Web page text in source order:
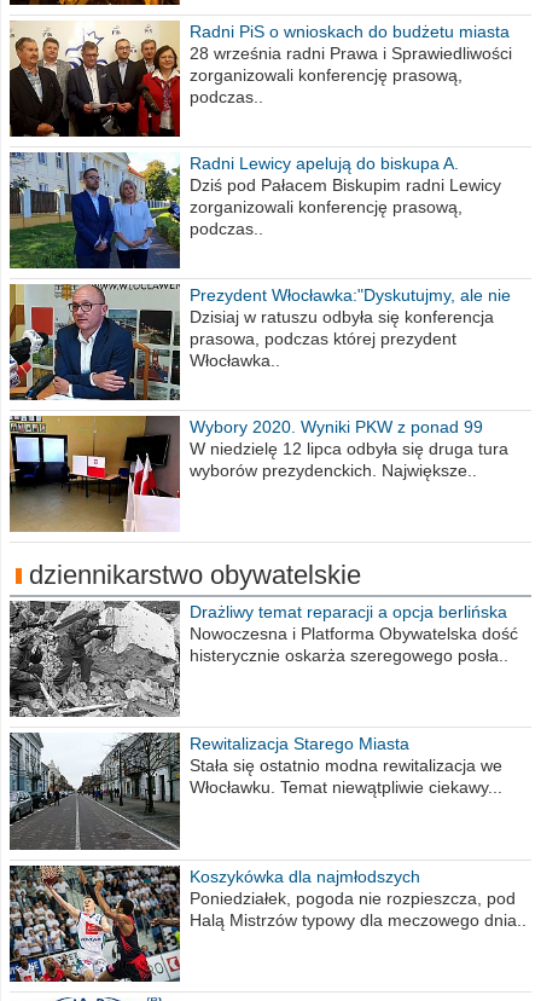
Radni PiS o wnioskach do budżetu miasta
na 2021 rok
28 września radni Prawa i Sprawiedliwości
zorganizowali konferencję prasową,
podczas..
Radni Lewicy apelują do biskupa A.
Wiesława Meringa
Dziś pod Pałacem Biskupim radni Lewicy
zorganizowali konferencję prasową,
podczas..
Prezydent Włocławka:"Dyskutujmy, ale nie
obrażajmy się”
Dzisiaj w ratuszu odbyła się konferencja
prasowa, podczas której prezydent
Włocławka..
Wybory 2020. Wyniki PKW z ponad 99
procent obwodów
W niedzielę 12 lipca odbyła się druga tura
wyborów prezydenckich. Największe..
dziennikarstwo obywatelskie
Drażliwy temat reparacji a opcja berlińska
Nowoczesna i Platforma Obywatelska dość
histerycznie oskarża szeregowego posła..
Rewitalizacja Starego Miasta
Stała się ostatnio modna rewitalizacja we
Włocławku. Temat niewątpliwie ciekawy...
Koszykówka dla najmłodszych
Poniedziałek, pogoda nie rozpieszcza, pod
Halą Mistrzów typowy dla meczowego dnia..